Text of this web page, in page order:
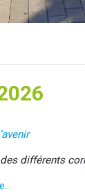
différents